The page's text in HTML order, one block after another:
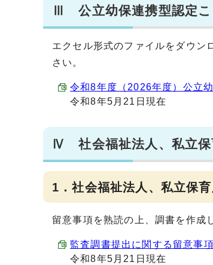
Ⅲ 公立幼保連携型認定こ
エクセル形式のファイルをダウ
さい。
令和8年度（2026年度）公立
令和8年5月21日現在
Ⅳ 社会福祉法人、私立保
1．社会福祉法人、私立保
留意事項を熟読の上、調書を作成
監査調書提出に関する留意事
令和8年5月21日現在